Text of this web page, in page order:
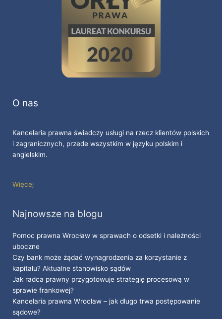
O nas
Kancelaria prawna świadczy usługi na rzecz klientów polskich
i zagranicznych, przede wszystkim w języku polskim i
angielskim.
Więcej
Najnowsze na blogu
Pomoc prawna Wrocław w sprawach o odsetki i należności
uboczne
Czy bank może żądać wynagrodzenia za korzystanie z
kapitału? Aktualne stanowisko sądów
Jak radca prawny przygotowuje strategię procesową w
sprawie frankowej?
Kancelaria prawna Wrocław – jak długo trwa postępowanie
sądowe?